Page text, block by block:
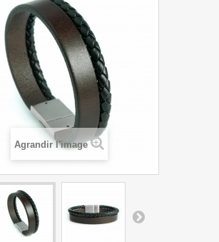
Agrandir l'image